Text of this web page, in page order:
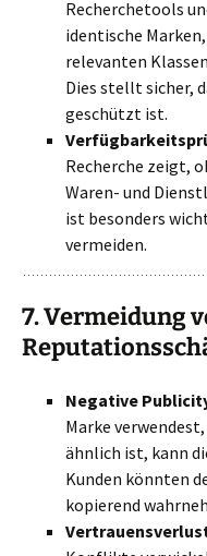
Recherchetools
identische
relevanten
Dies stellt sicher,
geschützt ist.
Recherche zeigt,
Waren- und
ist besonders
vermeiden.
7.Vermeidung
Negative
Marke
ähnlich ist, kann
Kunden könnten
kopierend